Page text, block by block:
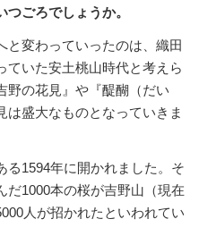
ごろでしょうか。
と変わっていったのは、織田
ていた安土桃山時代と考えら
野の花見』や『醍醐（だい
は盛大なものとなっていきま
る1594年に開かれました。そ
だ1000本の桜が吉野山（現在
人が招かれたといわれてい